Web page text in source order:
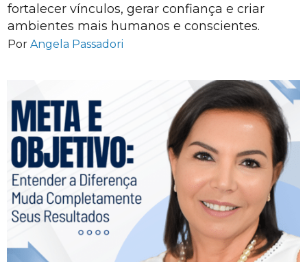
fortalecer vínculos, gerar confiança e criar
ambientes mais humanos e conscientes.
Por Angela Passadori